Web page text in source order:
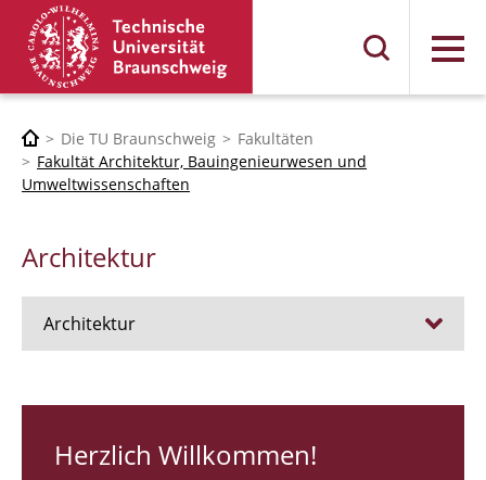
Menü
Die TU Braunschweig
Fakultäten
Fakultät Architektur, Bauingenieurwesen und
Umweltwissenschaften
Architektur
Architektur
RUNDGANG 26
Herzlich Willkommen!